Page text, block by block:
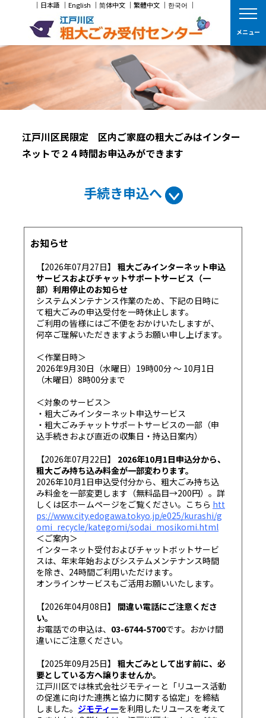
｜ 日本語 ｜ English ｜ 简体中文 ｜ 繁體中文 ｜ 한국어 ｜
メ
メニュー
江戸川区民限定 区内ご家庭の粗大ごみはインター
ネットで２４時間お申込みができます
手続き申込へ
お知らせ
【2026年07月27日】粗大ごみインターネット申込
サービスおよびチャットサポートサービス（一
部）利用停止のお知らせ
システムメンテナンス作業のため、下記の日時に
て粗大ごみの申込受付を一時休止します。
ご利用の皆様にはご不便をおかけいたしますが、
何卒ご理解いただきますようお願い申し上げます。
＜作業日時＞
2026年9月30日（水曜日）19時00分 ～ 10月1日
（木曜日）8時00分まで
＜対象のサービス＞
・粗大ごみインターネット申込サービス
・粗大ごみチャットサポートサービスの一部（申
込手続きおよび直近の収集日・持込日案内）
【2026年07月22日】 2026年10月1日申込分から、
粗大ごみ持ち込み料金が一部変わります。
2026年10月1日申込受付分から、粗大ごみ持ち込
み料金を一部変更します（無料品目→200円）。詳
しくは区ホームページをご覧ください。こちら htt
ps://www.city.edogawa.tokyo.jp/e025/kurashi/g
omi_recycle/kategomi/sodai_mosikomi.html
＜ご案内＞
インターネット受付およびチャットボットサービ
スは、年末年始およびシステムメンテナンス時間
を除き、24時間ご利用いただけます。
オンラインサービスもご活用お願いいたします。
【2026年04月08日】 間違い電話にご注意くださ
い。
お電話での申込は、 03-6744-5700です。おかけ間
違いにご注意ください。
【2025年09月25日】粗大ごみとして出す前に、必
要としている方へ譲りませんか。
江戸川区では株式会社ジモティーと「リユース活動
の促進に向けた連携と協力に関する協定」を締結
しました。 ジモティーを利用したリユースを考えて